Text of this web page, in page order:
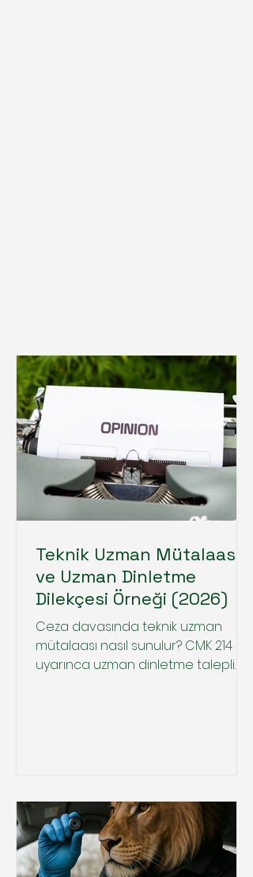
Teknik Uzman Mütalaası
ve Uzman Dinletme
Dilekçesi Örneği (2026)
Ceza davasında teknik uzman
mütalaası nasıl sunulur? CMK 214
uyarınca uzman dinletme talepli